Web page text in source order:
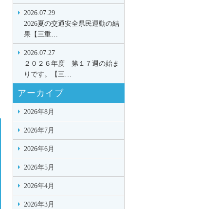
2026.07.29
2026夏の交通安全県民運動の結
果【三重…
2026.07.27
２０２６年度 第１７週の始ま
りです。【三…
アーカイブ
2026年8月
2026年7月
2026年6月
2026年5月
2026年4月
2026年3月